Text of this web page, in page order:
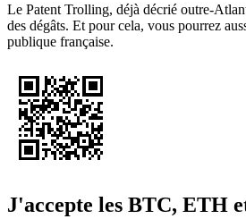
Le Patent Trolling, déjà décrié outre-
des dégâts. Et pour cela, vous pourrez
publique française.
J'accepte les BTC, ETH